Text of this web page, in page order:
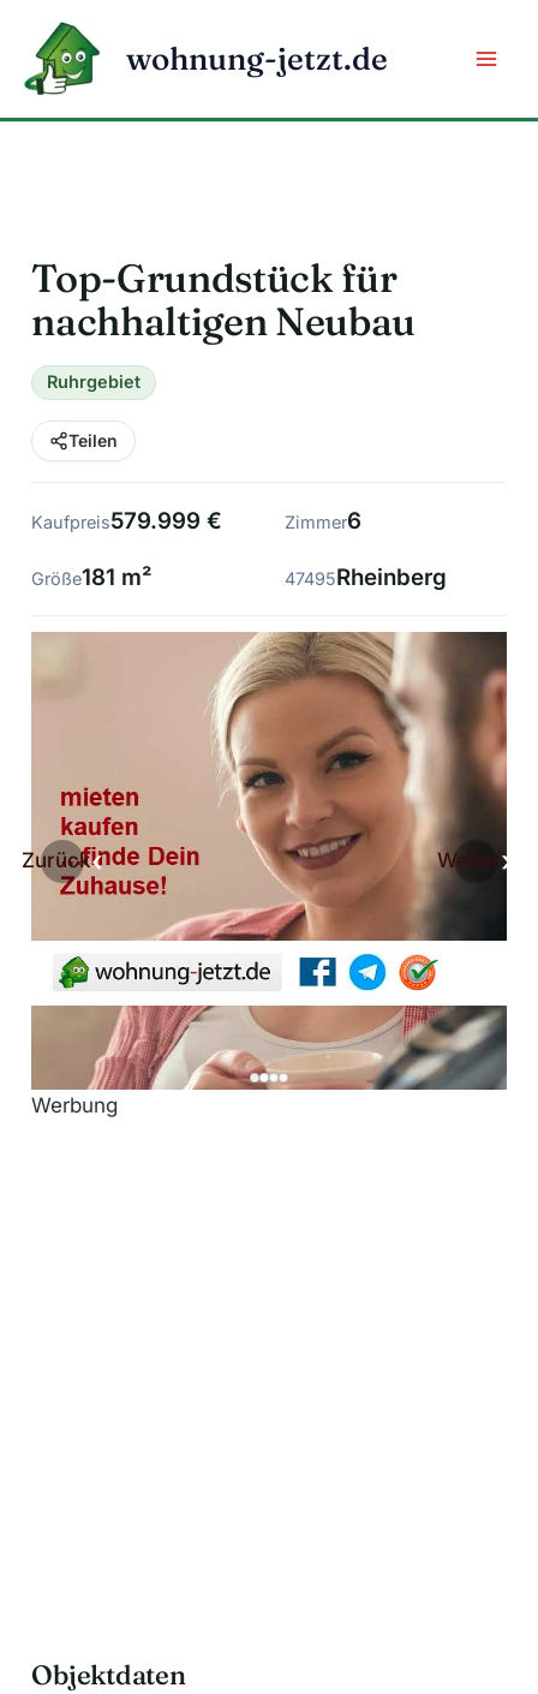
Inhalt
springen
wohnung-jetzt.de
Top-Grundstück für
nachhaltigen Neubau
Ruhrgebiet
Teilen
Kaufpreis579.999 € Zimmer6
Größe181 m² 47495Rheinberg
Zurück Weiter
Werbung
Objektdaten